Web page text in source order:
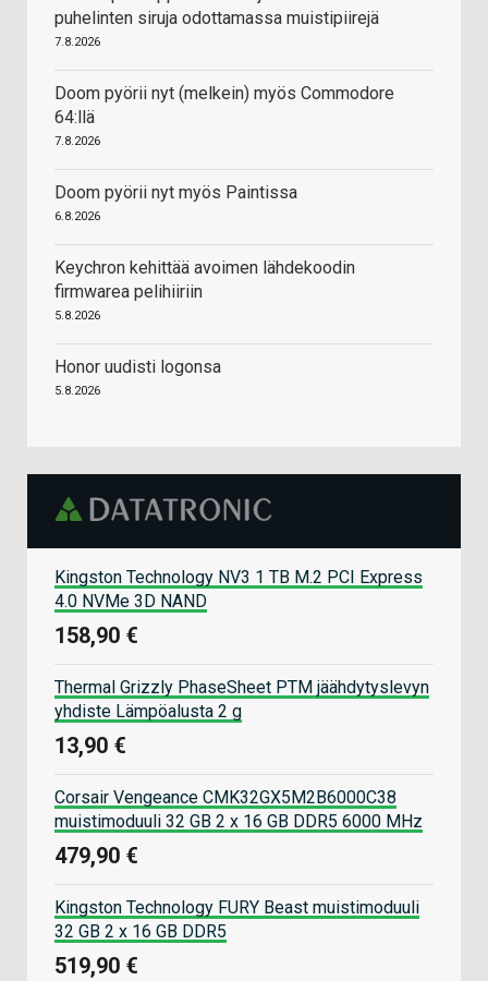
puhelinten siruja odottamassa muistipiirejä
7.8.2026
Doom pyörii nyt (melkein) myös Commodore
64:llä
7.8.2026
Doom pyörii nyt myös Paintissa
6.8.2026
Keychron kehittää avoimen lähdekoodin
firmwarea pelihiiriin
5.8.2026
Honor uudisti logonsa
5.8.2026
Kingston Technology NV3 1 TB M.2 PCI Express
4.0 NVMe 3D NAND
158,90 €
Thermal Grizzly PhaseSheet PTM jäähdytyslevyn
yhdiste Lämpöalusta 2 g
13,90 €
Corsair Vengeance CMK32GX5M2B6000C38
muistimoduuli 32 GB 2 x 16 GB DDR5 6000 MHz
479,90 €
Kingston Technology FURY Beast muistimoduuli
32 GB 2 x 16 GB DDR5
519,90 €